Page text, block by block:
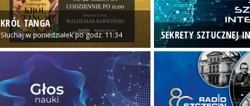
KRÓL TANGA
Słuchaj w poniedziałek po godz. 11:34 SEKRETY SZTUCZNEJ